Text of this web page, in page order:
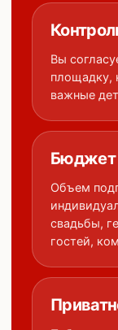
Вы
площадку,
важные
Бюджет
Объем
свадьбы,
гостей,